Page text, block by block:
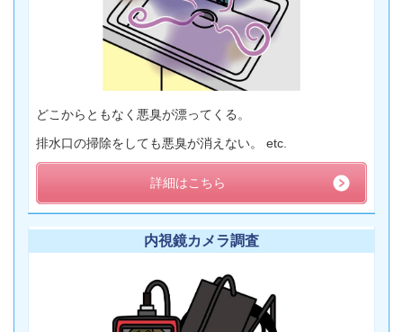
どこからともなく悪臭が漂ってくる。
排水口の掃除をしても悪臭が消えない。 etc.
詳細はこちら
内視鏡カメラ調査